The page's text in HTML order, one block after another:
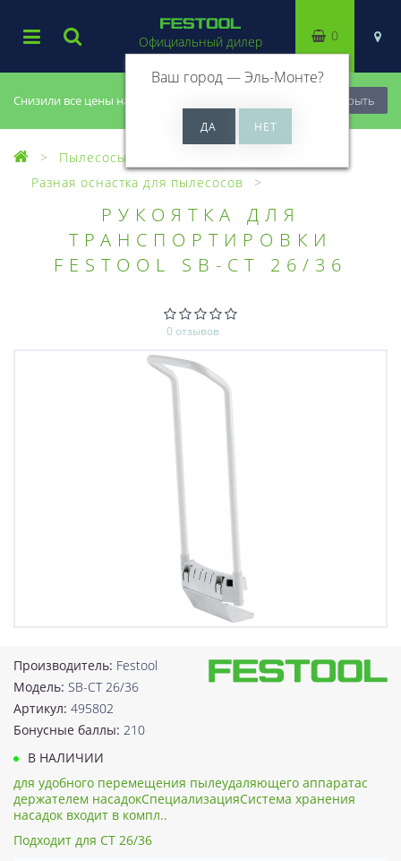
Снизили все цены на 20%, успей купить! Закрыть
Официальный дилер
Ваш город —Эль-Монте?
0
Пылесосы
Разная оснастка для пылесосов
РУКОЯТКА ДЛЯ
ТРАНСПОРТИРОВКИ
FESTOOL SB-CT 26/36
0 отзывов
Производитель: Festool
Модель: SB-CT 26/36
Артикул: 495802
Бонусные баллы: 210
В НАЛИЧИИ
для удобного перемещения пылеудаляющего аппаратас
держателем насадокСпециализацияСистема хранения
насадок входит в компл..
Подходит для CT 26/36